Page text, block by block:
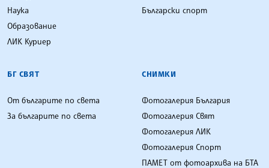
Наука
Образование
ЛИК Куриер
Български спорт
БГ СВЯТ
От българите по света
За българите по света
СНИМКИ
Фотогалерия България
Фотогалерия Свят
Фотогалерия ЛИК
Фотогалерия Спорт
ПАМЕТ от фотоархива на БТА